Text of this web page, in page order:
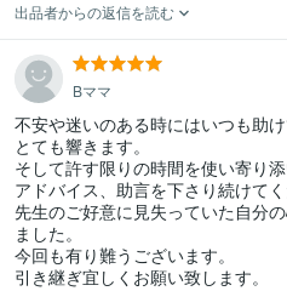
出品者からの返信を読む
Bママ
不安や迷いのある時にはいつも助
とても響きます。
そして許す限りの時間を使い寄り添
アドバイス、助言を下さり続けてく
先生のご好意に見失っていた自分
ました。
今回も有り難うございます。
引き継ぎ宜しくお願い致します。